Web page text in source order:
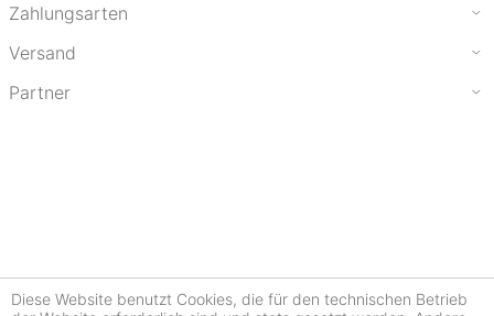
Zahlungsarten
Versand
Partner
Diese Website benutzt Cookies, die für den technischen Betrieb